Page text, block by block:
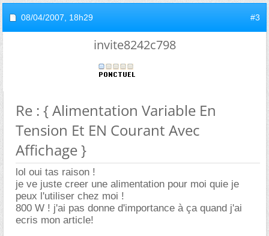
08/04/2007, 18h29 #3
invite8242c798
Re : { Alimentation Variable En
Tension Et EN Courant Avec
Affichage }
lol oui tas raison !
je ve juste creer une alimentation pour moi quie je
peux l'utiliser chez moi !
800 W ! j'ai pas donne d'importance à ça quand j'ai
ecris mon article!